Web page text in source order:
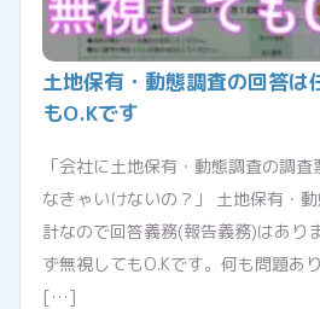
土地保有・動態調査の回答は
もO.Kです
「会社に土地保有・動態調査の調
なきゃいけないの？」 土地保有・
計なので回答義務(報告義務)はあり
ず無視してもO.Kです。何も問題あ
[…]